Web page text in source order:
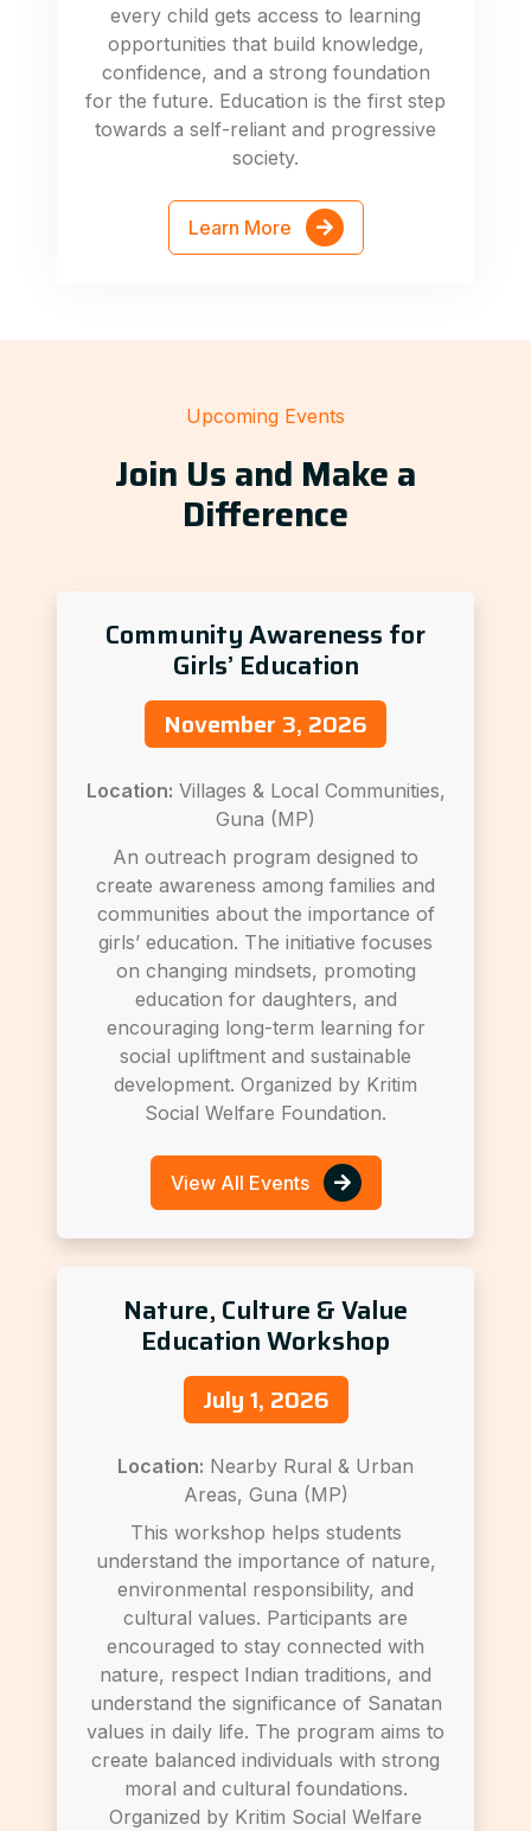
every child gets access to learning
opportunities that build knowledge,
confidence, and a strong foundation
for the future. Education is the first step
towards a self-reliant and progressive
society.
Learn More
Upcoming Events
Join Us and Make a
Difference
Community Awareness for
Girls’ Education
November 3, 2026
Location: Villages & Local Communities,
Guna (MP)
An outreach program designed to
create awareness among families and
communities about the importance of
girls’ education. The initiative focuses
on changing mindsets, promoting
education for daughters, and
encouraging long-term learning for
social upliftment and sustainable
development. Organized by Kritim
Social Welfare Foundation.
View All Events
Nature, Culture & Value
Education Workshop
July 1, 2026
Location: Nearby Rural & Urban
Areas, Guna (MP)
This workshop helps students
understand the importance of nature,
environmental responsibility, and
cultural values. Participants are
encouraged to stay connected with
nature, respect Indian traditions, and
understand the significance of Sanatan
values in daily life. The program aims to
create balanced individuals with strong
moral and cultural foundations.
Organized by Kritim Social Welfare